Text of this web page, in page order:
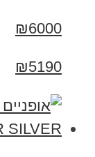
₪6000
₪5190